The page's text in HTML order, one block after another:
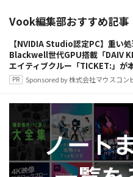
Vook編集部おすすめ記事
【NVIDIA Studio認定PC】重い処
Blackwell世代GPU搭載「DAIV
エイティブクルー「TICKET:」が
Sponsored by 株式会社マウスコン